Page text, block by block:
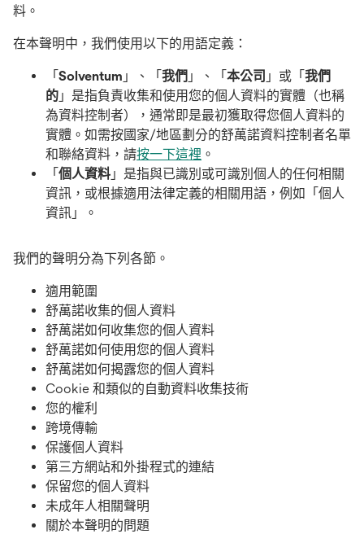
料。
在本聲明中，我們使用以下的用語定義：
「 Solventum 」、「 我們 」、「 本公司 」或「 我們
的 」是指負責收集和使用您的個人資料的實體（也稱
為資料控制者），通常即是最初獲取得您個人資料的
實體。如需按國家/地區劃分的舒萬諾資料控制者名單
和聯絡資料，請按一下這裡 。
「 個人資料 」是指與已識別或可識別個人的任何相關
資訊，或根據適用法律定義的相關用語，例如「個人
資訊」。
我們的聲明分為下列各節。
適用範圍
舒萬諾收集的個人資料
舒萬諾如何收集您的個人資料
舒萬諾如何使用您的個人資料
舒萬諾如何揭露您的個人資料
Cookie 和類似的自動資料收集技術
您的權利
跨境傳輸
保護個人資料
第三方網站和外掛程式的連結
保留您的個人資料
未成年人相關聲明
關於本聲明的問題